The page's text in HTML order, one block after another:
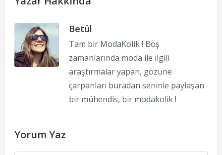
Betül
Tam bir ModaKolik ! Boş
zamanlarında moda ile ilgili
araştırmalar yapan, gözüne
çarpanları buradan seninle paylaşan
bir mühendis, bir modakolik !
Yorum Yaz